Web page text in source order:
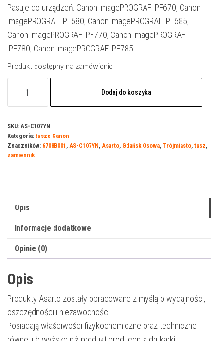
Pasuje do urządzeń: Canon imagePROGRAF iPF670, Canon
imagePROGRAF iPF680, Canon imagePROGRAF iPF685,
Canon imagePROGRAF iPF770, Canon imagePROGRAF
iPF780, Canon imagePROGRAF iPF785
Produkt dostępny na zamówienie
do
Canon
107YN
130
yellow
Dodaj do koszyka
SKU: AS-C107YN
Kategoria: tusze Canon
Znaczników: 6708B001 , AS-C107YN, Asarto, Gdańsk Osowa, Trójmiasto, tusz,
zamiennik
Opis
Informacje dodatkowe
Opinie (0)
Opis
Produkty Asarto zostały opracowane z myślą o wydajności,
oszczędności i niezawodności.
Posiadają właściwości fizykochemiczne oraz techniczne